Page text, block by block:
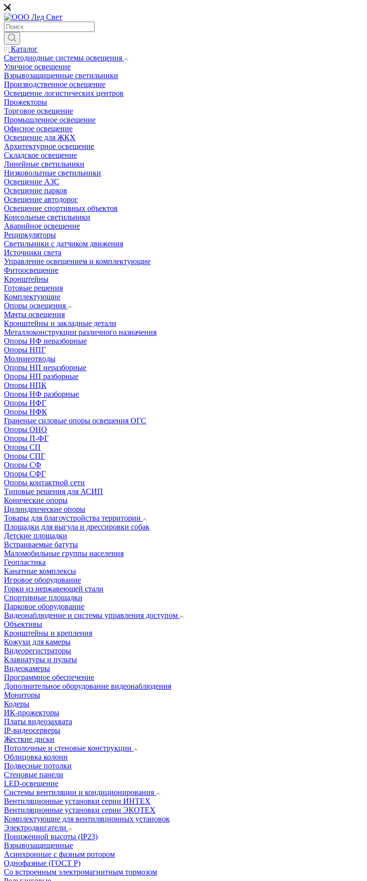
Каталог
Светодиодные системы освещения
Уличное освещение
Взрывозащищенные светильники
Производственное освещение
Освещение логистических центров
Прожекторы
Торговое освещение
Промышленное освещение
Офисное освещение
Освещение для ЖКХ
Архитектурное освещение
Складское освещение
Линейные светильники
Низковольтные светильники
Освещение АЗС
Освещение парков
Освещение автодорог
Освещение спортивных объектов
Консольные светильники
Аварийное освещение
Рециркуляторы
Светильники с датчиком движения
Источники света
Управление освещением и комплектующие
Фитоосвещение
Кронштейны
Готовые решения
Комплектующие
Опоры освещения
Мачты освещения
Кронштейны и закладные детали
Металлоконструкции различного назначения
Опоры НФ неразборные
Опоры НПГ
Молниеотводы
Опоры НП неразборные
Опоры НП разборные
Опоры НПК
Опоры НФ разборные
Опоры НФГ
Опоры НФК
Граненые силовые опоры освещения ОГС
Опоры ОНО
Опоры П-ФГ
Опоры СП
Опоры СПГ
Опоры СФ
Опоры СФГ
Опоры контактной сети
Типовые решения для АСИП
Конические опоры
Цилиндрические опоры
Товары для благоустройства территории
Площадки для выгула и дрессировки собак
Детские площадки
Встраиваемые батуты
Маломобильные группы населения
Геопластика
Канатные комплексы
Игровое оборудование
Горки из нержавеющей стали
Спортивные площадки
Парковое оборудование
Видеонаблюдение и системы управления доступом
Объективы
Кронштейны и крепления
Кожухи для камеры
Видеорегистраторы
Клавиатуры и пульты
Видеокамеры
Программное обеспечение
Дополнительное оборудование видеонаблюдения
Мониторы
Кодеры
ИК-прожекторы
Платы видеозахвата
IP-видеосерверы
Жесткие диски
Потолочные и стеновые конструкции
Облицовка колонн
Подвесные потолки
Стеновые панели
LED-освещение
Системы вентиляции и кондиционирования
Вентиляционные установки серии ИНТЕХ
Вентиляционные установки серии ЭКОТЕХ
Комплектующие для вентиляционных установок
Электродвигатели
Пониженной высоты (IP23)
Взрывозащищенные
Асинхронные с фазным ротором
Однофазные (ГОСТ Р)
Со встроенным электромагнитным тормозом
*